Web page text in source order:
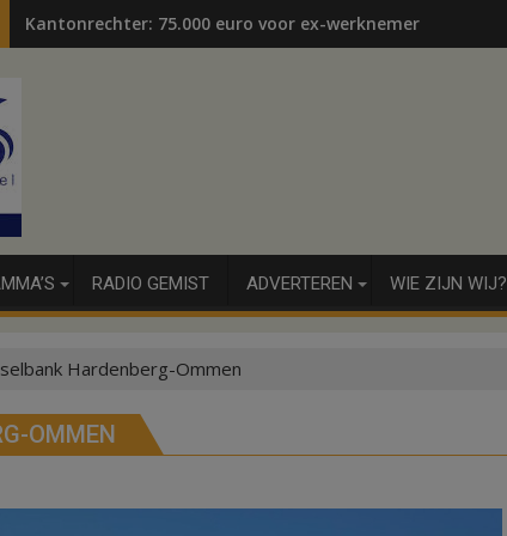
Kantonrechter: 75.000 euro voor ex-werknemers
RADIO GEMIST ADVERTEREN WIE ZIJN WIJ?
Hardenberg-Ommen
OMMEN